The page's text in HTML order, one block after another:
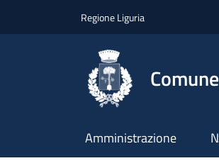
Regione Liguria
Amministrazione